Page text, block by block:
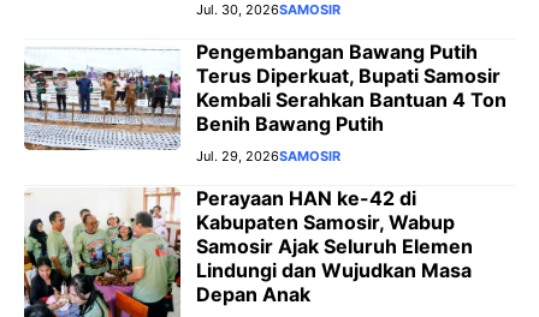
Jul. 30, 2026SAMOSIR
Pengembangan Bawang Putih
Terus Diperkuat, Bupati Samosir
Kembali Serahkan Bantuan 4 Ton
Benih Bawang Putih
Jul. 29, 2026SAMOSIR
Perayaan HAN ke-42 di
Kabupaten Samosir, Wabup
Samosir Ajak Seluruh Elemen
Lindungi dan Wujudkan Masa
Depan Anak